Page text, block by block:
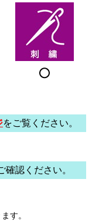
○
をご覧ください。
確認ください。
す。